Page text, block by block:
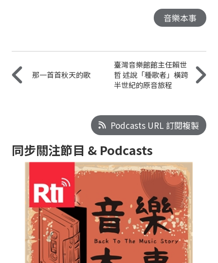
音樂本事
那一首首秋天的歌
臺灣音樂館館主任賴世
哲 述說「種歌者」橫跨
半世紀的原音旅程
Podcasts URL 訂閱複製
同步關注節目 & Podcasts